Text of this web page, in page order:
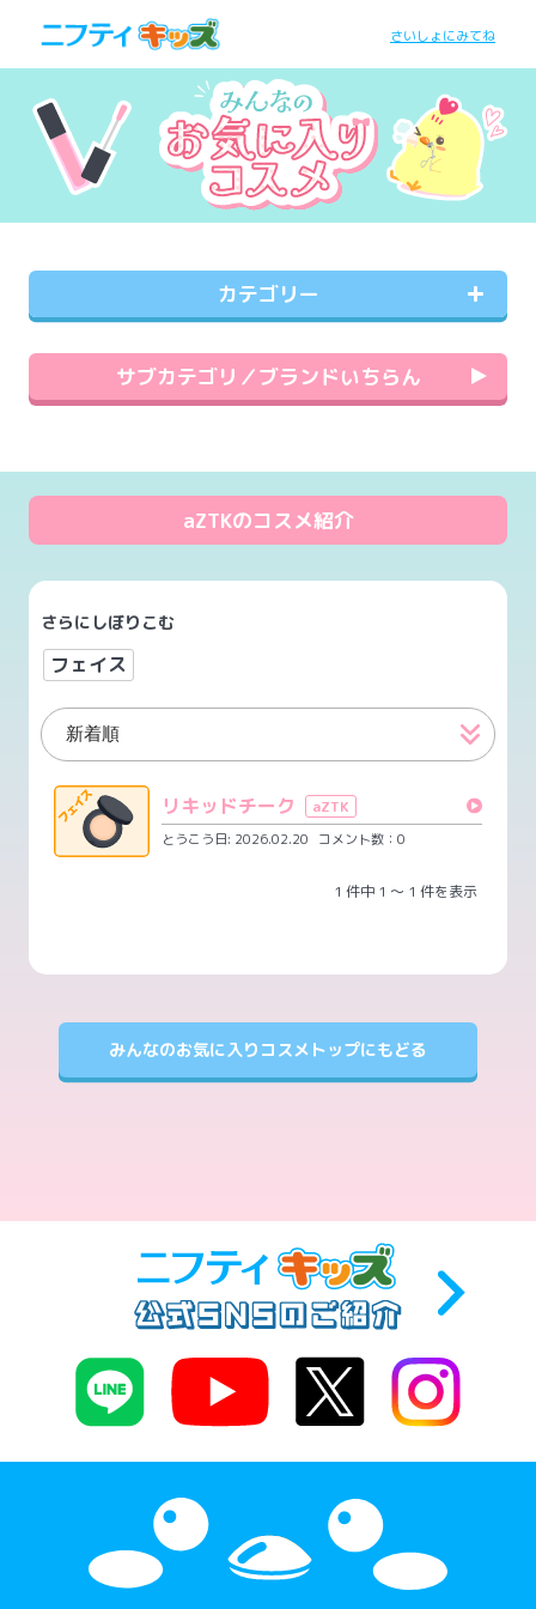
さいしょにみてね
カテゴリー
サブカテゴリ／ブランドいちらん
aZTKのコスメ紹介
さらにしぼりこむ
フェイス
リキッドチーク aZTK
とうこう日: 2026.02.20 コメント数：0
1 件中 1 ～ 1 件を表示
みんなのお気に入りコスメトップにもどる